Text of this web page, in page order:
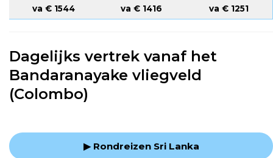
va € 1544 va € 1416 va € 1251
Dagelijks vertrek vanaf het
Bandaranayake vliegveld
(Colombo)
▶ Rondreizen Sri Lanka